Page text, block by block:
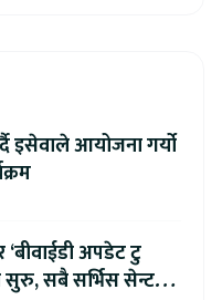
इसेवाले आयोजना गर्यो
अपडेट टु
सबै सर्भिस सेन्टरमा